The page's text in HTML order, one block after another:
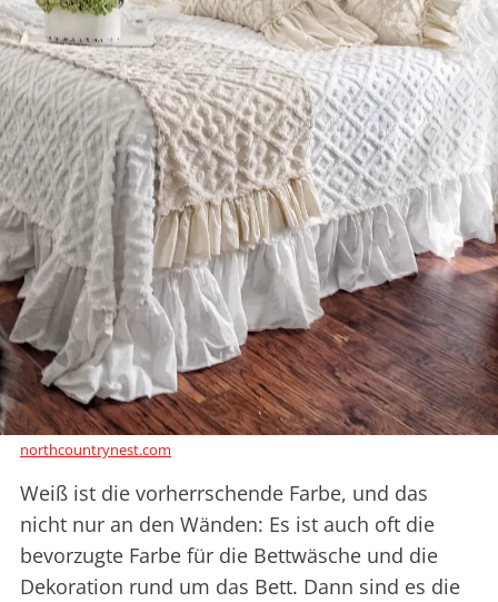
northcountrynest.com
Weiß ist die vorherrschende Farbe, und das
nicht nur an den Wänden: Es ist auch oft die
bevorzugte Farbe für die Bettwäsche und die
Dekoration rund um das Bett. Dann sind es die